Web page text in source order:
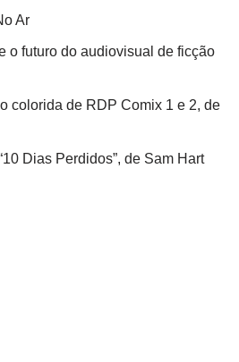
Ar
o futuro do audiovisual de ficção
colorida de RDP Comix 1 e 2, de
Dias Perdidos”, de Sam Hart